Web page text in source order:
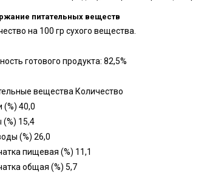
питательных веществ
на 100 гр сухого вещества.
готового продукта: 82,5%
вещества Количество
(%) 40,0
15,4
(%) 26,0
пищевая (%) 11,1
общая (%) 5,7